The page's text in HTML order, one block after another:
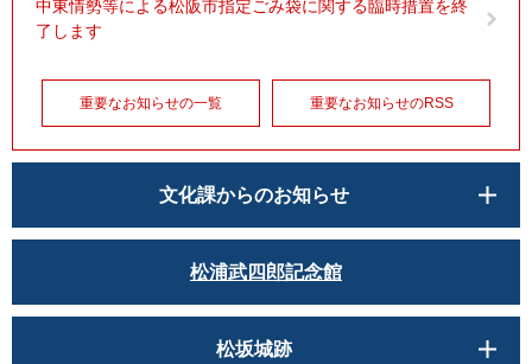
中東情勢等による松阪市指定ごみ袋に関する臨時措置を終
了します
重要なお知らせの一覧 重要なお知らせのRSS
文化課からのお知らせ
松浦武四郎記念館
松坂城跡